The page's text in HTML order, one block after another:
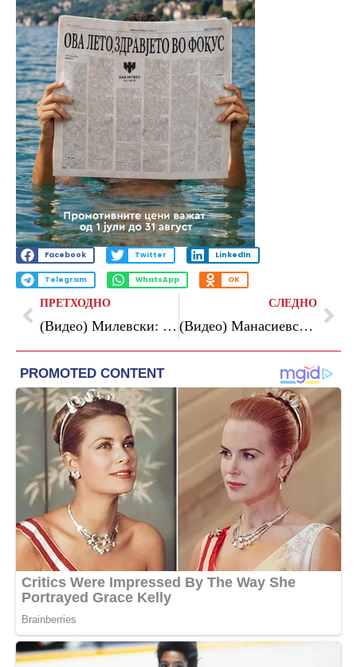
Facebook Twitter LinkedIn
Telegram WhatsApp OK
ПРЕТХОДНО
(Видео) Милевски: Лукровски се повлекува, бараме итна седница на советот на Општина Карпош
СЛЕДНО
(Видео) Манасиевски: Филипче директно да одговори со што е уценет од група бугарски политичари за да води антимакедонска политика